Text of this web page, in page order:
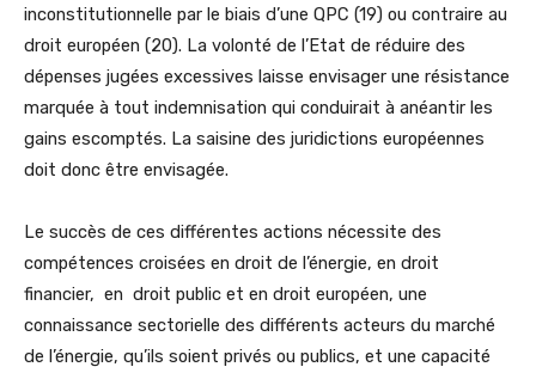
inconstitutionnelle par le biais d’une QPC (19) ou contraire au
droit européen (20). La volonté de l’Etat de réduire des
dépenses jugées excessives laisse envisager une résistance
marquée à tout indemnisation qui conduirait à anéantir les
gains escomptés. La saisine des juridictions européennes
doit donc être envisagée.
Le succès de ces différentes actions nécessite des
compétences croisées en droit de l’énergie, en droit
financier, en droit public et en droit européen, une
connaissance sectorielle des différents acteurs du marché
de l’énergie, qu’ils soient privés ou publics, et une capacité